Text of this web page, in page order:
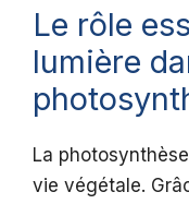
Le rôle
lumière
La
vie végétale.